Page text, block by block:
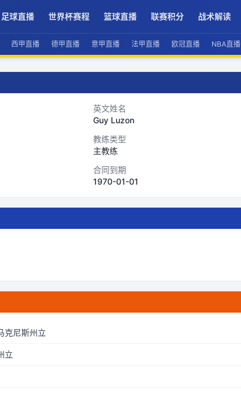
足球直播 世界杯赛程 篮球直播 联赛积分 战术解读
西甲直播 德甲直播 意甲直播 法甲直播 欧冠直播 NBA直播
英文姓名
Guy Luzon
教练类型
主教练
合同到期
1970-01-01
克尼斯州立
立